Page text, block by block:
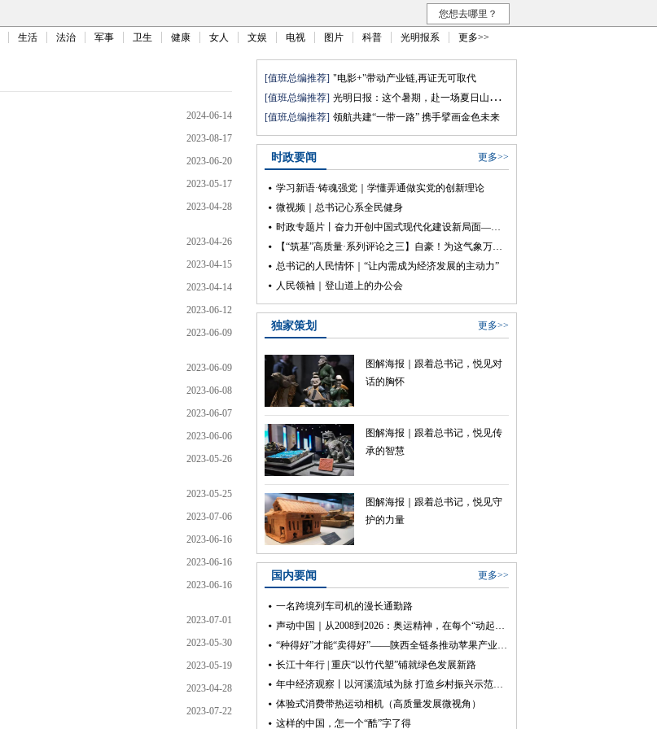
您想去哪里？
生活 法治 军事 卫生 健康 女人 文娱 电视 图片 科普 光明报系 更多>>
2024-06-14
2023-08-17
2023-06-20
2023-05-17
2023-04-28
2023-04-26
2023-04-15
2023-04-14
2023-06-12
2023-06-09
2023-06-09
2023-06-08
2023-06-07
2023-06-06
2023-05-26
2023-05-25
2023-07-06
2023-06-16
2023-06-16
2023-06-16
2023-07-01
2023-05-30
2023-05-19
2023-04-28
2023-07-22